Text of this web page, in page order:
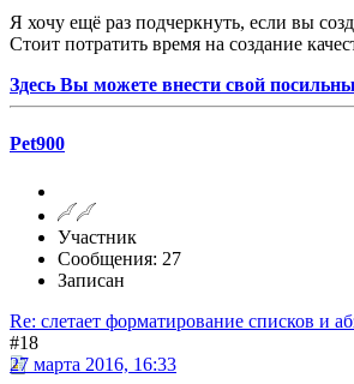
Я хочу ещё раз подчеркнуть, если вы
Стоит потратить время на создание
Здесь Вы можете внести свой
Pet900
Участник
Сообщения: 27
Записан
Re: слетает форматирование списков и
#18
27 марта 2016, 16:33